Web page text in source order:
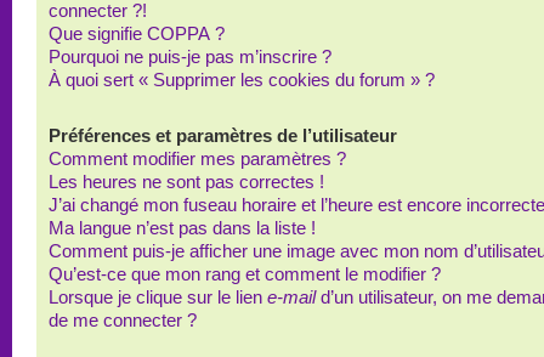
connecter ?!
Que signifie COPPA ?
Pourquoi ne puis-je pas m’inscrire ?
À quoi sert « Supprimer les cookies du forum » ?
Préférences et paramètres de l’utilisateur
Comment modifier mes paramètres ?
Les heures ne sont pas correctes !
J’ai changé mon fuseau horaire et l’heure est encore
Ma langue n’est pas dans la liste !
Comment puis-je afficher une image avec mon nom
Qu’est-ce que mon rang et comment le modifier ?
Lorsque je clique sur le lien e-maild’un utilisateur, on me
de me connecter ?